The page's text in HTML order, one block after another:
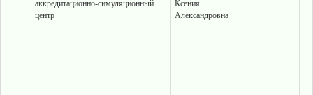
аккредитационно-симуляционный
центр
Ксения
Александровна